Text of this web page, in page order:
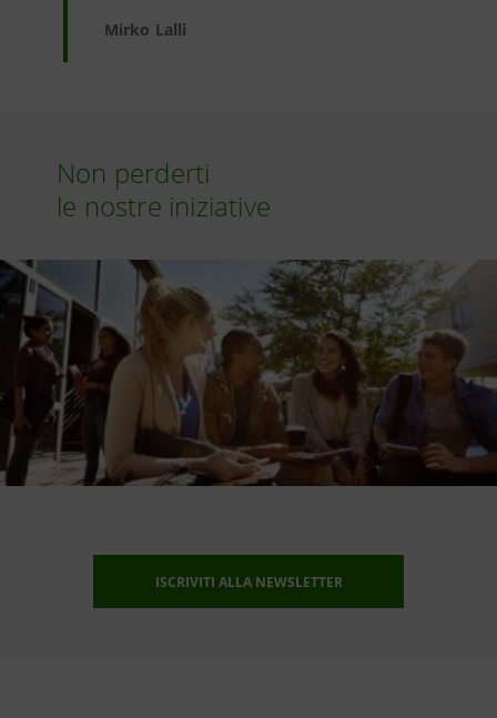
Mirko Lalli
Non perderti
le nostre iniziative
ISCRIVITI ALLA NEWSLETTER